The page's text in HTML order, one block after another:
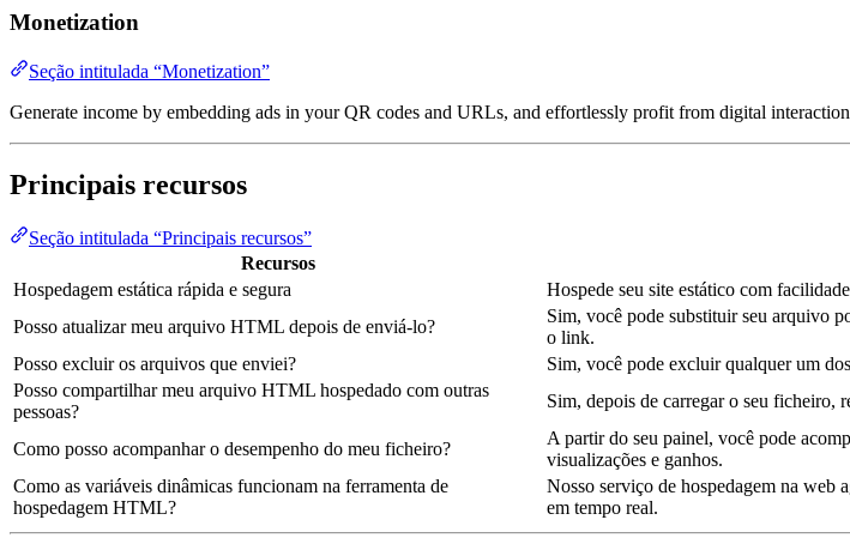
Monetization
Seção intitulada “Monetization”
Generate income by embedding ads in your QR codes and URLs, and effortlessly profit from digital
Principais recursos
Seção intitulada “Principais recursos”
Recursos
Hospedagem estática rápida e segura
Hospede seu site estático com
Posso atualizar meu arquivo HTML depois de enviá-lo?
Sim, você pode substituir seu arquivo
o link.
Posso excluir os arquivos que enviei?
Sim, você pode excluir qualquer um
Posso compartilhar meu arquivo HTML hospedado com outras
pessoas?
Sim, depois de carregar o seu ficheiro,
Como posso acompanhar o desempenho do meu ficheiro?
A partir do seu painel, você pode
visualizações e ganhos.
Como as variáveis ​​dinâmicas funcionam na ferramenta de
hospedagem HTML?
Nosso serviço de hospedagem na web
em tempo real.